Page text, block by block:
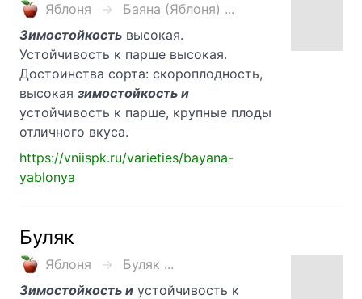
Яблоня
Баяна (Яблоня) ...
Зимостойкость высокая.
Устойчивость к парше высокая.
Достоинства сорта: скороплодность,
высокая зимостойкость и
устойчивость к парше, крупные плоды
отличного вкуса.
https://vniispk.ru/varieties/bayana-
yablonya
Буляк
Яблоня
Буляк ...
Зимостойкость и устойчивость к